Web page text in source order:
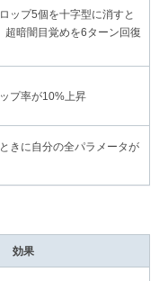
ップ5個を十字型に消すと
超暗闇目覚めを6ターン回復
プ率が10%上昇
きに自分の全パラメータが
効果